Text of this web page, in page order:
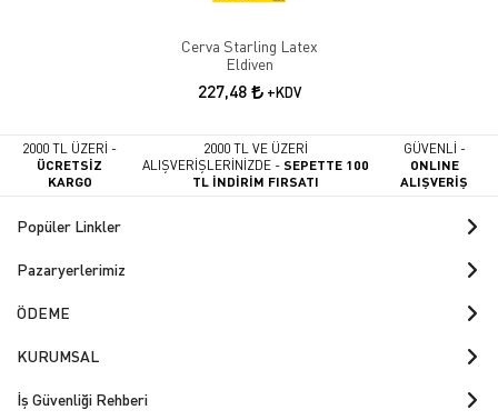
Cerva Starling Latex
Eldiven
227,48 +KDV
2000 TL ÜZERİ -
ÜCRETSİZ
KARGO
2000 TL VE ÜZERİ
ALIŞVERİŞLERİNİZDE -SEPETTE 100
TL İNDİRİM FIRSATI
GÜVENLİ -
ONLINE
ALIŞVERİŞ
Popüler Linkler
Pazaryerlerimiz
ÖDEME
KURUMSAL
İş Güvenliği Rehberi